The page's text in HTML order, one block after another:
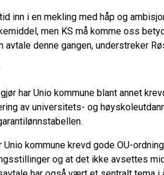
inn i en mekling med håp og
men KS må komme oss
avtale denne gangen, understreker
har Unio kommune blant annet
av universitets- og
Unio kommune krevd gode OU-
og at det ikke avsettes